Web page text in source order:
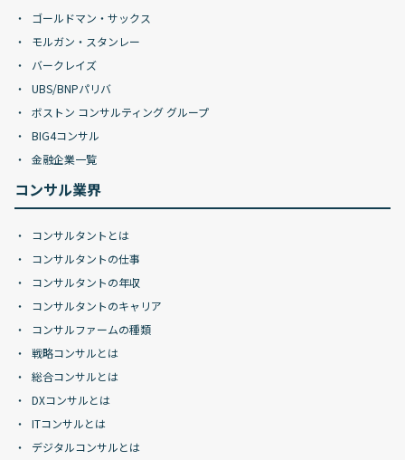
ゴールドマン・サックス
モルガン・スタンレー
バークレイズ
UBS/BNPパリバ
ボストン コンサルティング グループ
BIG4コンサル
金融企業一覧
コンサル業界
コンサルタントとは
コンサルタントの仕事
コンサルタントの年収
コンサルタントのキャリア
コンサルファームの種類
戦略コンサルとは
総合コンサルとは
DXコンサルとは
ITコンサルとは
デジタルコンサルとは